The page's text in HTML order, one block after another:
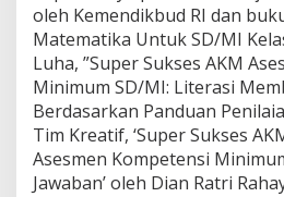
oleh Kemendikbud RI dan
Matematika Untuk SD/MI
Luha, ”Super Sukses AKM
Minimum SD/MI: Literasi
Berdasarkan Panduan
Tim Kreatif, ‘Super Sukses
Asesmen Kompetensi
Jawaban’ oleh Dian Ratri